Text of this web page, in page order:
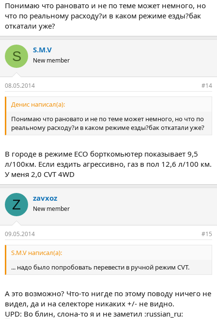
Понимаю что рановато и не по теме может немного, но
что по реальному расходу?и в каком режиме езды?бак
откатали уже?
S S.M.V
New member
08.05.2014 #14
Денис написал(а):
Понимаю что рановато и не по теме может немного, но что по
реальному расходу?и в каком режиме езды?бак откатали уже?
В городе в режиме ECO борткомьютер показывает 9,5
л/100км. Если ездить агрессивно, газ в пол 12,6 л/100 км.
У меня 2,0 СVT 4WD
Z zavxoz
New member
09.05.2014 #15
S.M.V написал(а):
... надо было попробовать перевести в ручной режим CVT.
А это возможно? Что-то нигде по этому поводу ничего не
видел, да и на селекторе никаких +/- не видно.
UPD: Во блин, слона-то я и не заметил :russian_ru: